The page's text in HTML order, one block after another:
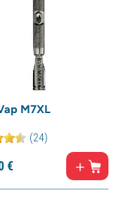
M7XL
(24)
€